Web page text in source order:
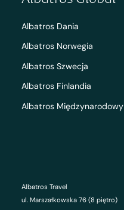
Albatros Travel
ul. Marszałkowska 76 (8 piętro)
Albatros Dania
Albatros Norwegia
Albatros Szwecja
Albatros Finlandia
Albatros Międzynarodowy